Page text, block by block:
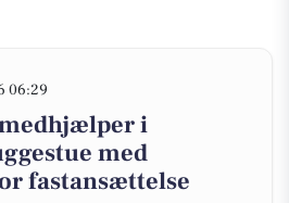
06:29
i
med
fastansættelse